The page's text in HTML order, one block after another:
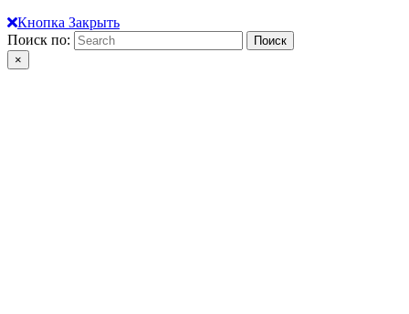
Кнопка Закрыть
Поиск по:
×